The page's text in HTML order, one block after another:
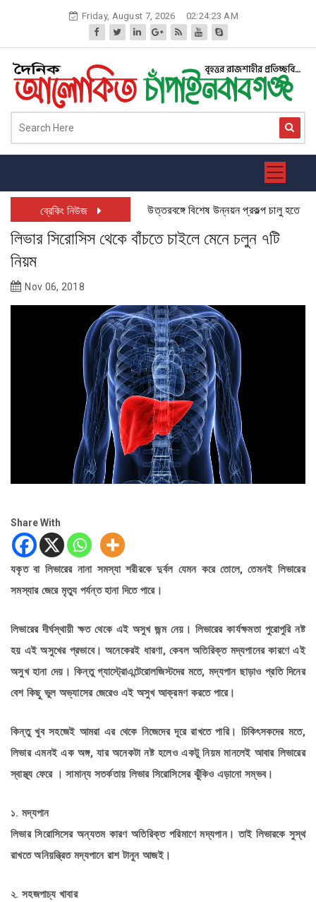
Friday, August 7, 2026 02:24:24 AM
ব্রেকিং নিউজ উত্তরবঙ্গে বিশেষ উন্নয়ন প্রকল্প চালু হতে
লিভার সিরোসিস থেকে বাঁচতে চাইলে মেনে চলুন ৭টি
নিয়ম
Nov 06, 2018
Share With
যকৃত বা লিভারের নানা সমস্যা শরীরকে দুর্বল যেমন করে তোলে, তেমনই লিভারের
সমস্যার জেরে মৃত্যু পর্যন্ত হানা দিতে পারে।
লিভারের দীর্ঘস্থায়ী ক্ষত থেকে এই অসুখ জন্ম নেয়। লিভারের কার্যক্ষমতা পুরোপুরি নষ্ট
হয় এই অসুখের প্রভাবে। অনেকেরই ধারণা, কেবল অতিরিক্ত মদ্যপানের কারণে এই
অসুখ হানা দেয়। কিন্তু গ্যাস্ট্রোএন্টেরোলজিস্টদের মতে, মদ্যপান ছাড়াও প্রতি দিনের
বেশ কিছু ভুল অভ্যাসের জেরেও এই অসুখ আক্রমণ করতে পারে।
কিন্তু খুব সহজেই আমরা এর থেকে নিজেদের দূরে রাখতে পারি। চিকিৎসকদের মতে,
লিভার এমনই এক অঙ্গ, যার অনেকটা নষ্ট হলেও একটু নিয়ম মানলেই আবার লিভারের
স্বাস্থ্য ফেরে । সামান্য সতর্কতায় লিভার সিরোসিসের ঝুঁকিও এড়ানো সম্ভব।
১. মদ্যপান
লিভার সিরোসিসের অন্যতম কারণ অতিরিক্ত পরিমাণে মদ্যপান। তাই লিভারকে সুস্থ
রাখতে অনিয়ন্ত্রিত মদ্যপানে রাশ টানুন আজই।
২. সহজপাচ্য খাবার